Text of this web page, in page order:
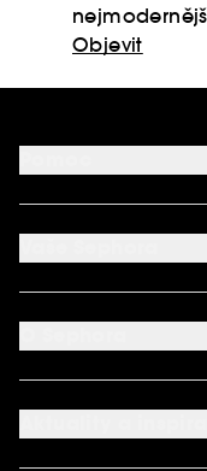
Objevit
FAQ
Podmínky Nabídek
Kontaktujte nás
Mapa stránky
Můj účet
Aplikace SEPHORA
Nastavení souborů
O společnosti
Kariéra